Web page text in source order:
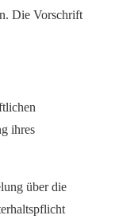
Die Vorschrift
ihres
über die